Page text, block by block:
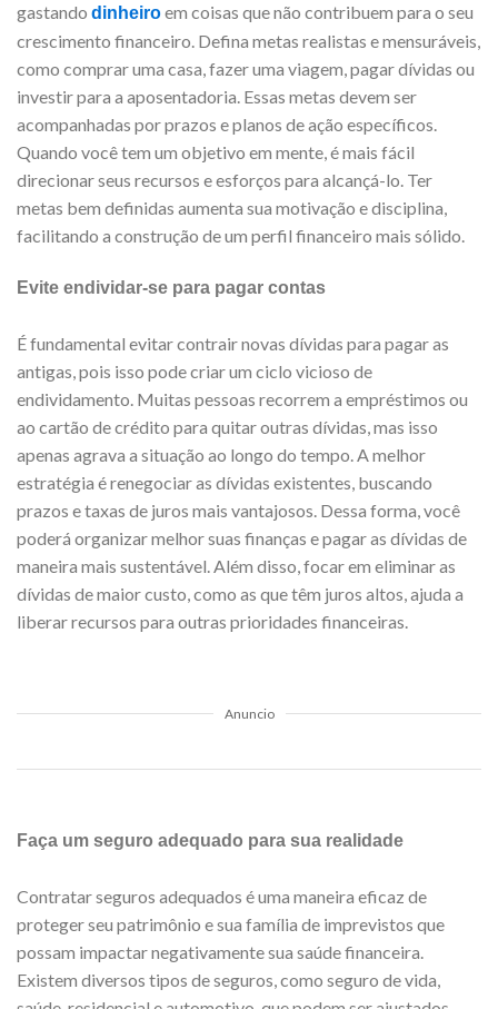
gastando dinheiroem coisas que não contribuem para o seu
crescimento financeiro. Defina metas realistas e mensuráveis,
como comprar uma casa, fazer uma viagem, pagar dívidas ou
investir para a aposentadoria. Essas metas devem ser
acompanhadas por prazos e planos de ação específicos.
Quando você tem um objetivo em mente, é mais fácil
direcionar seus recursos e esforços para alcançá-lo. Ter
metas bem definidas aumenta sua motivação e disciplina,
facilitando a construção de um perfil financeiro mais sólido.
Evite endividar-se para pagar contas
É fundamental evitar contrair novas dívidas para pagar as
antigas, pois isso pode criar um ciclo vicioso de
endividamento. Muitas pessoas recorrem a empréstimos ou
ao cartão de crédito para quitar outras dívidas, mas isso
apenas agrava a situação ao longo do tempo. A melhor
estratégia é renegociar as dívidas existentes, buscando
prazos e taxas de juros mais vantajosos. Dessa forma, você
poderá organizar melhor suas finanças e pagar as dívidas de
maneira mais sustentável. Além disso, focar em eliminar as
dívidas de maior custo, como as que têm juros altos, ajuda a
liberar recursos para outras prioridades financeiras.
Anuncio
Faça um seguro adequado para sua realidade
Contratar seguros adequados é uma maneira eficaz de
proteger seu patrimônio e sua família de imprevistos que
possam impactar negativamente sua saúde financeira.
Existem diversos tipos de seguros, como seguro de vida,